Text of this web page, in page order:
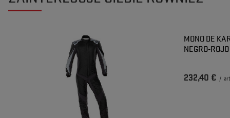
MONO DE
NEGRO-ROJO
232,40 € /